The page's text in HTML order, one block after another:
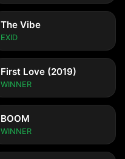
The Vibe
EXID
First Love (2019)
WINNER
BOOM
WINNER